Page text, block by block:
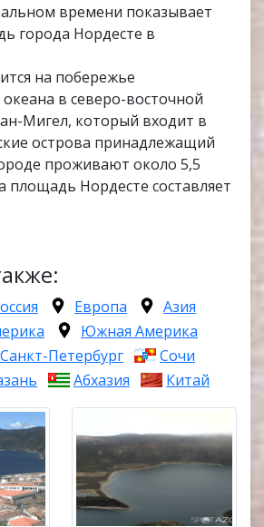
времени показывает
города Нордесте в
на побережье
в северо-восточной
Мигел, который входит в
острова принадлежащий
проживают около 5,5
площадь Нордесте составляет
Европа
Азия
Южная Америка
Санкт-Петербург
Сочи
Абхазия Китай